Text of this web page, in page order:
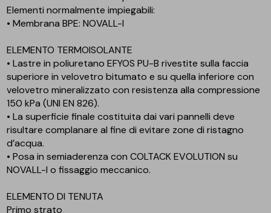
Elementi normalmente impiegabili:
• Membrana BPE: NOVALL-I
ELEMENTO TERMOISOLANTE
• Lastre in poliuretano EFYOS PU-B rivestite sulla faccia
superiore in velovetro bitumato e su quella inferiore con
velovetro mineralizzato con resistenza alla compressione
150 kPa (UNI EN 826).
• La superficie finale costituita dai vari pannelli deve
risultare complanare al fine di evitare zone di ristagno
d’acqua.
• Posa in semiaderenza con COLTACK EVOLUTION su
NOVALL-I o fissaggio meccanico.
ELEMENTO DI TENUTA
Primo strato